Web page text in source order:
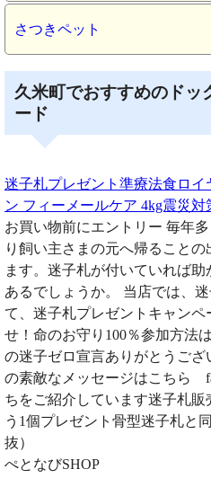
さつきペット
久米町でおすすめのドッ
ード
迷子札プレゼント準療法食ロイ
ン フィーメールケア 4kg震災対
お買い物前にエントリー 毎年
り飼い主さまの元へ帰ること
ます。迷子札が付いていれば
あるでしょうか。 当店では、
て、迷子札プレゼントキャン
せ！命のお守り100％参加方法
の迷子ゼロ宣言ありがとうご
の素敵なメッセージはこちら
ちをご紹介しています迷子札
う1個プレゼント骨型迷子札と
抜）
ぺとなびSHOP